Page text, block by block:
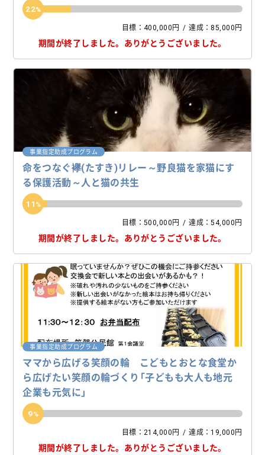
22
目標：400,000円 達成：85,000円
期間が終了しました。 ありがとうございました。
事業指定助成プログラム
命をつなぐ襷(たすき)リレー～野良猫を家猫にす
る保護活動～人と猫の共生
11
目標：500,000円 達成：54,000円
期間が終了しました。 ありがとうございました。
事業指定助成プログラム
ママから広げる笑顔の輪 こどもとおとな食堂か
ら広げたい笑顔の輪づくり「子どもも大人も地元
企業も元気に」
9
目標：214,000円 達成：19,000円
期間が終了しました。 ありがとうございました。